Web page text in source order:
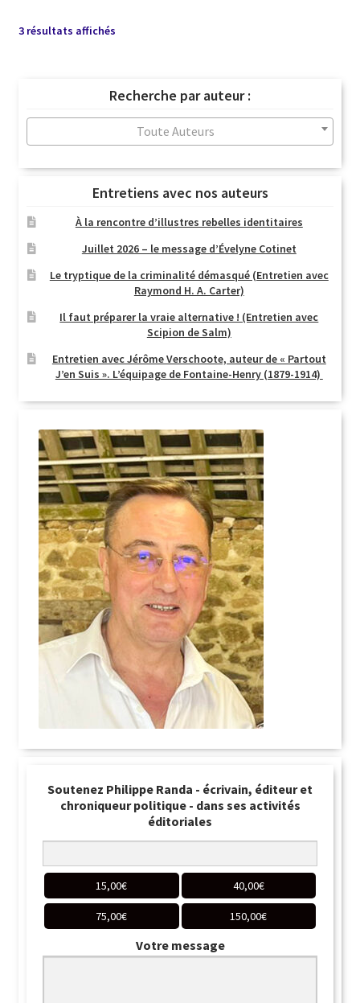
3 résultats affichésTrié
au
plus
ancien
Recherche par auteur :
Toute Auteurs
Entretiens avec nos auteurs
À la rencontre d’illustres rebelles identitaires
Juillet 2026 – le message d’Évelyne Cotinet
Le tryptique de la criminalité démasqué (Entretien avec
Raymond H. A. Carter)
Il faut préparer la vraie alternative ! (Entretien avec
Scipion de Salm)
Entretien avec Jérôme Verschoote, auteur de « Partout
J’en Suis ». L’équipage de Fontaine-Henry (1879-1914)
Soutenez Philippe Randa - écrivain, éditeur et
chroniqueur politique - dans ses activités
éditoriales
15,00€ 40,00€
75,00€ 150,00€
Votre message